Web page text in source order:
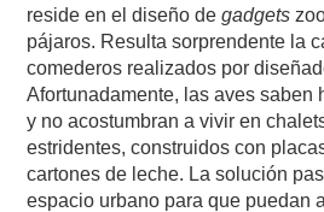
reside en el diseño degadgets
pájaros. Resulta sorprendente la
comederos realizados por
Afortunadamente, las aves saben
y no acostumbran a vivir en
estridentes, construidos con
cartones de leche. La solución
espacio urbano para que puedan